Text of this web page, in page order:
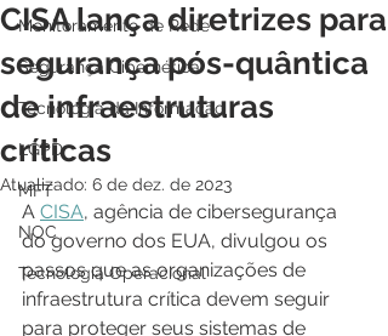
Monitoramento de Rede
Segurança Cibernética
Tecnologia da Informação
LGPD
MFT
NOC
Tecnologia Operacional
CISA lança diretrizes para
segurança pós-quântica
de infraestruturas
críticas
Atualizado: 6 de dez. de 2023
A CISA, agência de cibersegurança
do governo dos EUA, divulgou os
passos que as organizações de
infraestrutura crítica devem seguir
para proteger seus sistemas de